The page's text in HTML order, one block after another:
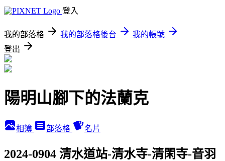
登入
我的部落格 我的部落格後台
我的帳號
登出
陽明山腳下的法蘭克
相簿 部落格 名片
2024-0904 清水道站-清水寺-清閑寺-音羽